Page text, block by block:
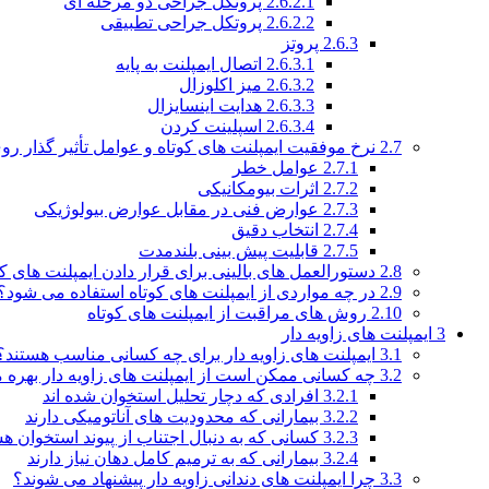
2.6.2.2 پروتکل جراحی تطبیقی
2.6.3 پروتز
2.6.3.1 اتصال ایمپلنت به پایه
2.6.3.2 میز اکلوزال
2.6.3.3 هدایت اینسایزال
2.6.3.4 اسپلینت کردن
2.7 نرخ موفقیت ایمپلنت های کوتاه و عوامل تأثیر گذار
2.7.1 عوامل خطر
2.7.2 اثرات بیومکانیکی
2.7.3 عوارض فنی در مقابل عوارض بیولوژیکی
2.7.4 انتخاب دقیق
2.7.5 قابلیت پیش بینی بلندمدت
2.8 دستورالعمل های بالینی برای قرار دادن ایمپلنت های
2.9 در چه مواردی از ایمپلنت های کوتاه استفاده می
2.10 روش های مراقبت از ایمپلنت های کوتاه
3 ایمپلنت های زاویه دار
3.1 ایمپلنت های زاویه دار برای چه کسانی مناسب
3.2 چه کسانی ممکن است از ایمپلنت های زاویه دار بهره
3.2.1 افرادی که دچار تحلیل استخوان شده اند
3.2.2 بیمارانی که محدودیت های آناتومیکی دارند
3.2.3 کسانی که به دنبال اجتناب از پیوند استخوان
3.2.4 بیمارانی که به ترمیم کامل دهان نیاز دارند
3.3 چرا ایمپلنت های دندانی زاویه دار پیشنهاد می شوند؟